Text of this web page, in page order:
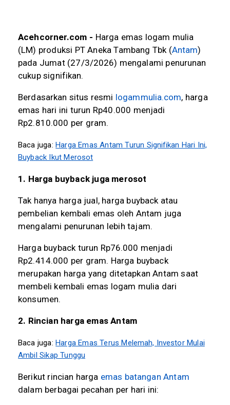
Acehcorner.com - Harga emas logam mulia
(LM) produksi PT Aneka Tambang Tbk (Antam)
pada Jumat (27/3/2026) mengalami penurunan
cukup signifikan.
Berdasarkan situs resmi logammulia.com, harga
emas hari ini turun Rp40.000 menjadi
Rp2.810.000 per gram.
Baca juga: Harga Emas Antam Turun Signifikan Hari Ini,
Buyback Ikut Merosot
1. Harga buyback juga merosot
Tak hanya harga jual, harga buyback atau
pembelian kembali emas oleh Antam juga
mengalami penurunan lebih tajam.
Harga buyback turun Rp76.000 menjadi
Rp2.414.000 per gram. Harga buyback
merupakan harga yang ditetapkan Antam saat
membeli kembali emas logam mulia dari
konsumen.
2. Rincian harga emas Antam
Baca juga: Harga Emas Terus Melemah, Investor Mulai
Ambil Sikap Tunggu
Berikut rincian harga emas batangan Antam
dalam berbagai pecahan per hari ini: